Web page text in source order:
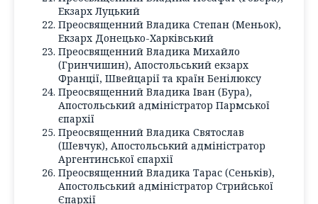
Екзарх Луцький
Преосвященний Владика Степан (Меньок),
Екзарх Донецько-Харківський
Преосвященний Владика Михайло
(Гринчишин), Апостольський екзарх
Франції, Швейцарії та країн Бенілюксу
Преосвященний Владика Іван (Бура),
Апостольський адміністратор Пармської
єпархії
Преосвященний Владика Святослав
(Шевчук), Апостольський адміністратор
Аргентинської єпархії
Преосвященний Владика Тарас (Сеньків),
Апостольський адміністратор Стрийської
Єпархії